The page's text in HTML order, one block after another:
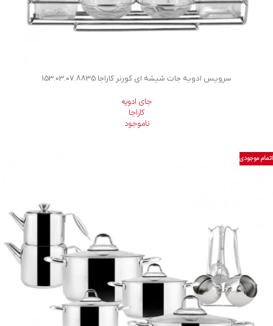
سرویس ادویه جات شیشه ای کورنر کاراجا 153.03.07.8835
جای ادویه
کاراجا
ناموجود
اتمام موجودی